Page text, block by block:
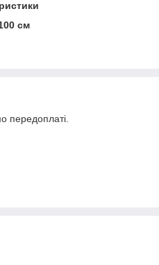
см
передоплаті.